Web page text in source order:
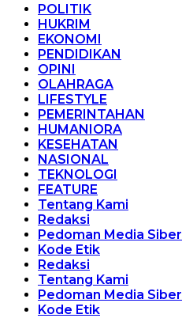
POLITIK
HUKRIM
EKONOMI
PENDIDIKAN
OPINI
OLAHRAGA
LIFESTYLE
PEMERINTAHAN
HUMANIORA
KESEHATAN
NASIONAL
TEKNOLOGI
FEATURE
Tentang Kami
Redaksi
Pedoman Media Siber
Kode Etik
Redaksi
Tentang Kami
Pedoman Media Siber
Kode Etik